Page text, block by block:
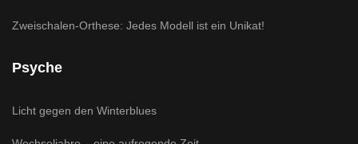
Zweischalen-Orthese: Jedes Modell ist ein Unikat!
Psyche
Licht gegen den Winterblues